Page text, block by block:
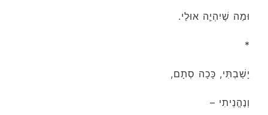
וּמַה שֶׁיִהְיֵֶה אוּלַי.
*
יָשַׁבְתִּי, כָּכָה סְתָם,
וְנֶהֱנֵיתִי –